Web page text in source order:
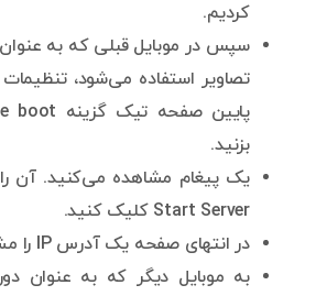
کردیم.
سپس در موبایل قبلی که به عنوان
تصاویر استفاده می‌شود،
بزنید.
یک پیغام مشاهده می‌کنید. آن را
Start Server کلیک کنید.
در انتهای صفحه یک آدرس IP را مشاهده می‌کنید.
به موبایل دیگر که به عنوان